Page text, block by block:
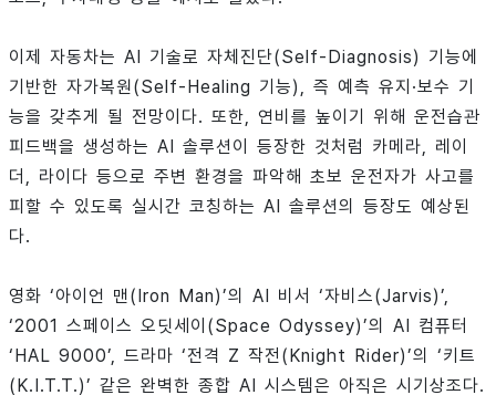
이제 자동차는 AI 기술로 자체진단(Self-Diagnosis) 기능에
기반한 자가복원(Self-Healing 기능), 즉 예측 유지·보수 기
능을 갖추게 될 전망이다. 또한, 연비를 높이기 위해 운전습관
피드백을 생성하는 AI 솔루션이 등장한 것처럼 카메라, 레이
더, 라이다 등으로 주변 환경을 파악해 초보 운전자가 사고를
피할 수 있도록 실시간 코칭하는 AI 솔루션의 등장도 예상된
다.
영화 ‘아이언 맨(Iron Man)’의 AI 비서 ‘자비스(Jarvis)’,
‘2001 스페이스 오딧세이(Space Odyssey)’의 AI 컴퓨터
‘HAL 9000’, 드라마 ‘전격 Z 작전(Knight Rider)’의 ‘키트
(K.I.T.T.)’ 같은 완벽한 종합 AI 시스템은 아직은 시기상조다.